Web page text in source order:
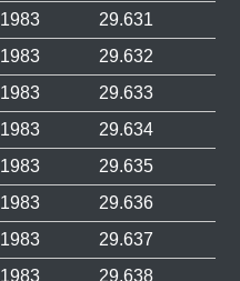
1983
29.631
1983
29.632
1983
29.633
1983
29.634
1983
29.635
1983
29.636
1983
29.637
1983 29.638